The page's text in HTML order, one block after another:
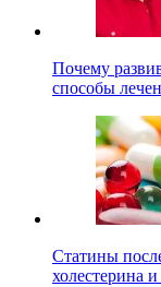
Почему
способы
Статины
холестерина